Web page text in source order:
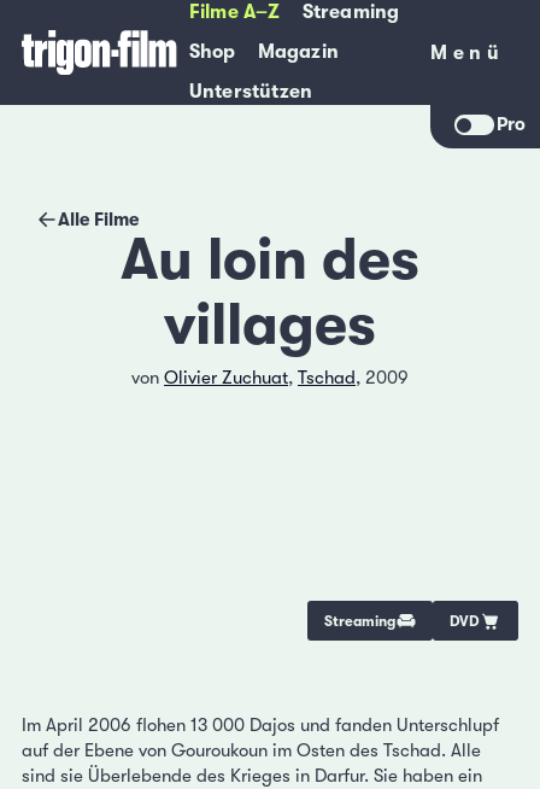
Filme A–Z
Streaming
Shop
Magazin
Unterstützen
Menü
Menü
Pro
Alle Filme
Au loin des
villages
von Olivier Zuchuat, Tschad, 2009
Streaming DVD
Im April 2006 flohen 13 000 Dajos und fanden Unterschlupf
auf der Ebene von Gouroukoun im Osten des Tschad. Alle
sind sie Überlebende des Krieges in Darfur. Sie haben ein